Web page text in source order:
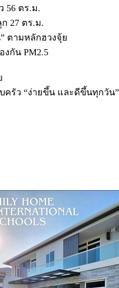
56 ตร.ม.
27 ตร.ม.
ตามหลักฮวงจุ้ย
งกัน PM2.5
ครัว “ง่ายขึ้น และดีขึ้นทุกวัน”